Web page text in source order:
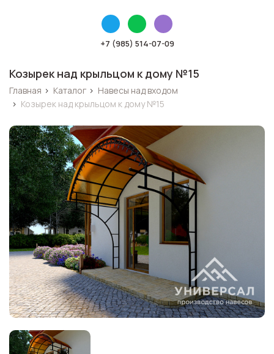
+7 (985) 514-07-09
Козырек над крыльцом к дому №15
Главная › Каталог › Навесы над входом
› Козырек над крыльцом к дому №15